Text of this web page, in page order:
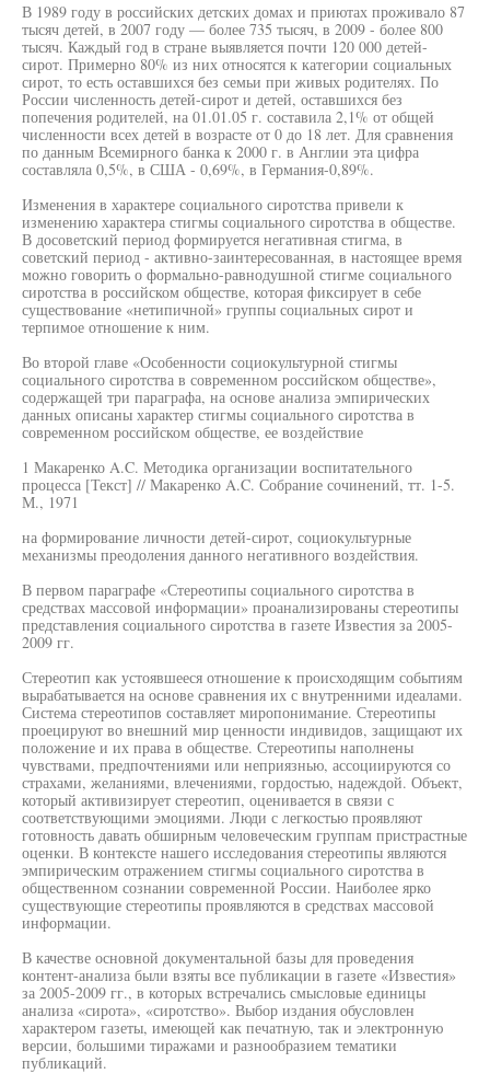
В 1989 году в российских детских домах и приютах проживало 87
тысяч детей, в 2007 году — более 735 тысяч, в 2009 - более 800
тысяч. Каждый год в стране выявляется почти 120 000 детей-
сирот. Примерно 80% из них относятся к категории социальных
сирот, то есть оставшихся без семьи при живых родителях. По
России численность детей-сирот и детей, оставшихся без
попечения родителей, на 01.01.05 г. составила 2,1% от общей
численности всех детей в возрасте от 0 до 18 лет. Для сравнения
по данным Всемирного банка к 2000 г. в Англии эта цифра
составляла 0,5%, в США - 0,69%, в Германия-0,89%.
Изменения в характере социального сиротства привели к
изменению характера стигмы социального сиротства в обществе.
В досоветский период формируется негативная стигма, в
советский период - активно-заинтересованная, в настоящее время
можно говорить о формально-равнодушной стигме социального
сиротства в российском обществе, которая фиксирует в себе
существование «нетипичной» группы социальных сирот и
терпимое отношение к ним.
Во второй главе «Особенности социокультурной стигмы
социального сиротства в современном российском обществе»,
содержащей три параграфа, на основе анализа эмпирических
данных описаны характер стигмы социального сиротства в
современном российском обществе, ее воздействие
1 Макаренко A.C. Методика организации воспитательного
процесса [Текст] // Макаренко A.C. Собрание сочинений, тт. 1-5.
М., 1971
на формирование личности детей-сирот, социокультурные
механизмы преодоления данного негативного воздействия.
В первом параграфе «Стереотипы социального сиротства в
средствах массовой информации» проанализированы стереотипы
представления социального сиротства в газете Известия за 2005-
2009 гг.
Стереотип как устоявшееся отношение к происходящим событиям
вырабатывается на основе сравнения их с внутренними идеалами.
Система стереотипов составляет миропонимание. Стереотипы
проецируют во внешний мир ценности индивидов, защищают их
положение и их права в обществе. Стереотипы наполнены
чувствами, предпочтениями или неприязнью, ассоциируются со
страхами, желаниями, влечениями, гордостью, надеждой. Объект,
который активизирует стереотип, оценивается в связи с
соответствующими эмоциями. Люди с легкостью проявляют
готовность давать обширным человеческим группам пристрастные
оценки. В контексте нашего исследования стереотипы являются
эмпирическим отражением стигмы социального сиротства в
общественном сознании современной России. Наиболее ярко
существующие стереотипы проявляются в средствах массовой
информации.
В качестве основной документальной базы для проведения
контент-анализа были взяты все публикации в газете «Известия»
за 2005-2009 гг., в которых встречались смысловые единицы
анализа «сирота», «сиротство». Выбор издания обусловлен
характером газеты, имеющей как печатную, так и электронную
версии, большими тиражами и разнообразием тематики
публикаций.